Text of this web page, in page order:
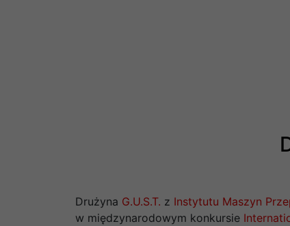
Drużyna G.U.S.T. z Instytutu Maszyn
w międzynarodowym konkursie